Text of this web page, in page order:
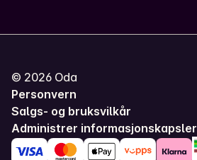
© 2026 Oda
Personvern
Salgs- og bruksvilkår
Administrer informasjonskapsler